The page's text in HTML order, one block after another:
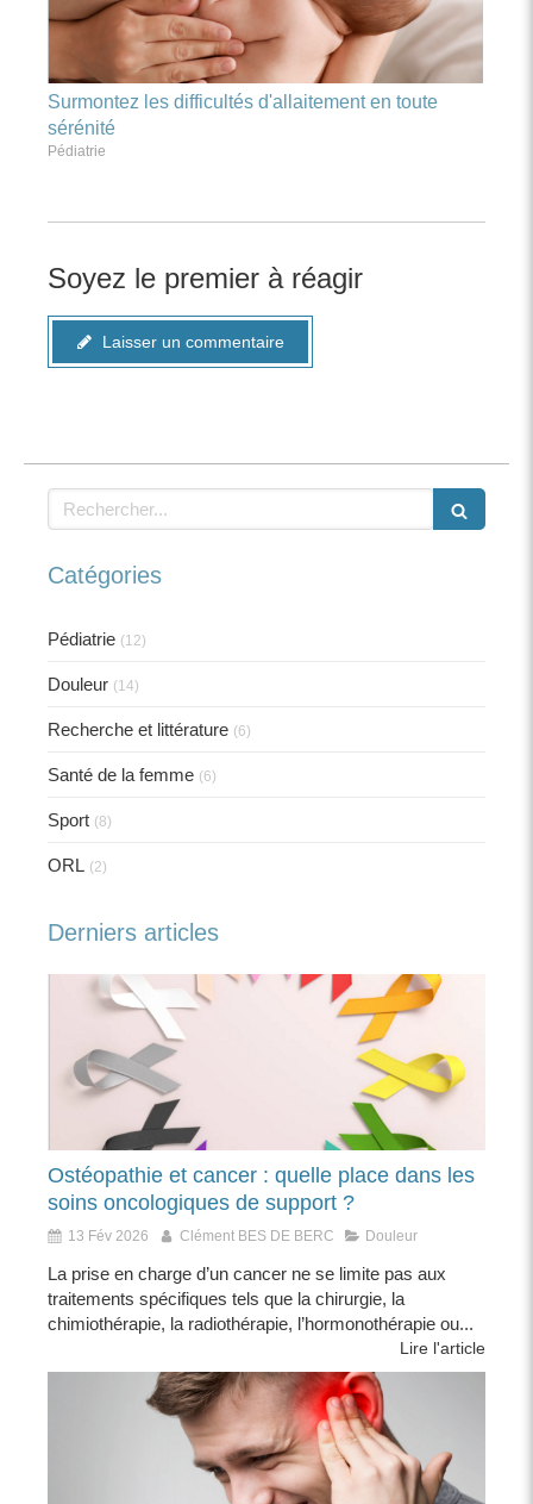
Surmontez les difficultés d'allaitement en toute
sérénité
Pédiatrie
Soyez le premier à réagir
Laisser un commentaire
Rechercher
Catégories
Pédiatrie (12)
Douleur (14)
Recherche et littérature (6)
Santé de la femme (6)
Sport (8)
ORL (2)
Derniers articles
Ostéopathie et cancer : quelle place dans les
soins oncologiques de support ?
13 Fév 2026 Clément BES DE BERC Douleur
La prise en charge d’un cancer ne se limite pas aux
traitements spécifiques tels que la chirurgie, la
chimiothérapie, la radiothérapie, l’hormonothérapie ou...
Lire l'article